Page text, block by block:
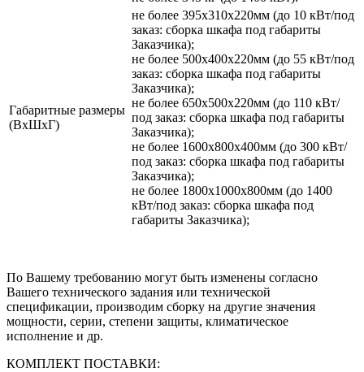
Габаритные размеры
(ВхШхГ)
не более 395х310х220мм (до 10 кВт/под
заказ: сборка шкафа под габариты
Заказчика);
не более 500х400х220мм (до 55 кВт/под
заказ: сборка шкафа под габариты
Заказчика);
не более 650х500х220мм (до 110 кВт/
под заказ: сборка шкафа под габариты
Заказчика);
не более 1600х800х400мм (до 300 кВт/
под заказ: сборка шкафа под габариты
Заказчика);
не более 1800х1000х800мм (до 1400
кВт/под заказ: сборка шкафа под
габариты Заказчика);
По Вашему требованию могут быть изменены согласно
Вашего технического задания или технической
спецификации, производим сборку на другие значения
мощности, серии, степени защиты, климатическое
исполнение и др.
КОМПЛЕКТ ПОСТАВКИ: